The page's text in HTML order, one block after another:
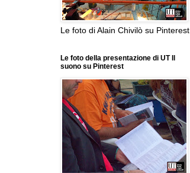
Le foto di Alain Chivilò su Pinterest
Le foto della presentazione di UT Il
suono su Pinterest